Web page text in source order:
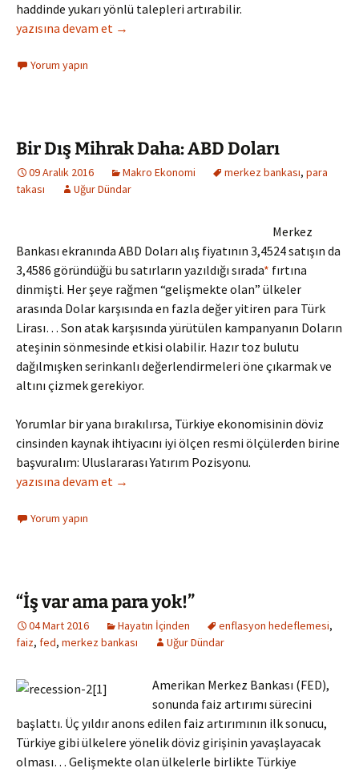
haddinde yukarı yönlü talepleri artırabilir.
Enflasyonda Bir Adım Yukarı
yazısına devam et →
Yorum yapın
Bir Dış Mihrak Daha: ABD Doları
09 Aralık 2016 Makro Ekonomi merkez bankası, para
takası
Uğur Dündar
Merkez
Bankası ekranında ABD Doları alış fiyatının 3,4524 satışın da
3,4586 göründüğü bu satırların yazıldığı sırada* fırtına
dinmişti. Her şeye rağmen “gelişmekte olan” ülkeler
arasında Dolar karşısında en fazla değer yitiren para Türk
Lirası… Son atak karşısında yürütülen kampanyanın Doların
ateşinin sönmesinde etkisi olabilir. Hazır toz bulutu
dağılmışken serinkanlı değerlendirmeleri öne çıkarmak ve
altını çizmek gerekiyor.
Yorumlar bir yana bırakılırsa, Türkiye ekonomisinin döviz
cinsinden kaynak ihtiyacını iyi ölçen resmi ölçülerden birine
başvuralım: Uluslararası Yatırım Pozisyonu.
Bir Dış Mihrak Daha: ABD Doları
yazısına devam et →
Yorum yapın
“İş var ama para yok!”
04 Mart 2016 Hayatın İçinden enflasyon hedeflemesi,
faiz, fed, merkez bankası Uğur Dündar
Amerikan Merkez Bankası (FED),
sonunda faiz artırımı sürecini
başlattı. Üç yıldır anons edilen faiz artırımının ilk sonucu,
Türkiye gibi ülkelere yönelik döviz girişinin yavaşlayacak
olması… Gelişmekte olan ülkelerle birlikte Türkiye